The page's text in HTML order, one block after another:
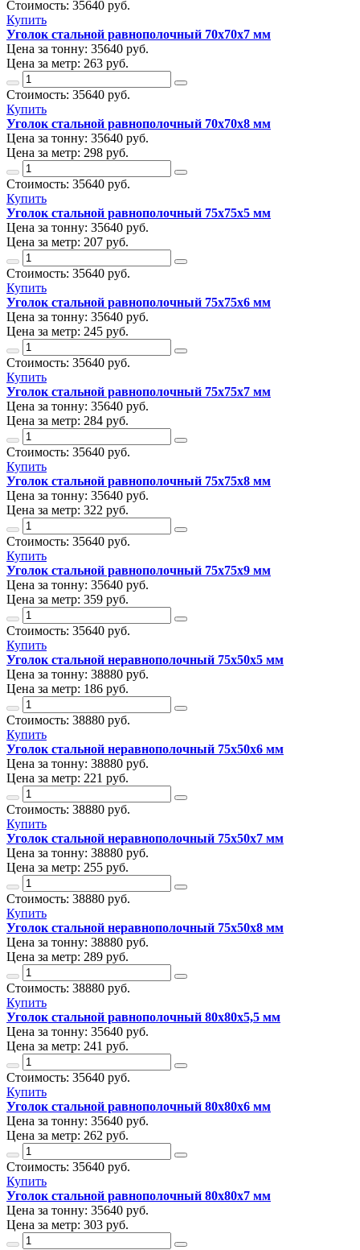
Стоимость: 35640 руб.
Купить
Уголок стальной равнополочный 70х70х7 мм
Цена за тонну: 35640 руб.
Цена за метр: 263 руб.
Стоимость: 35640 руб.
Купить
Уголок стальной равнополочный 70х70х8 мм
Цена за тонну: 35640 руб.
Цена за метр: 298 руб.
Стоимость: 35640 руб.
Купить
Уголок стальной равнополочный 75х75х5 мм
Цена за тонну: 35640 руб.
Цена за метр: 207 руб.
Стоимость: 35640 руб.
Купить
Уголок стальной равнополочный 75х75х6 мм
Цена за тонну: 35640 руб.
Цена за метр: 245 руб.
Стоимость: 35640 руб.
Купить
Уголок стальной равнополочный 75х75х7 мм
Цена за тонну: 35640 руб.
Цена за метр: 284 руб.
Стоимость: 35640 руб.
Купить
Уголок стальной равнополочный 75х75х8 мм
Цена за тонну: 35640 руб.
Цена за метр: 322 руб.
Стоимость: 35640 руб.
Купить
Уголок стальной равнополочный 75х75х9 мм
Цена за тонну: 35640 руб.
Цена за метр: 359 руб.
Стоимость: 35640 руб.
Купить
Уголок стальной неравнополочный 75х50х5 мм
Цена за тонну: 38880 руб.
Цена за метр: 186 руб.
Стоимость: 38880 руб.
Купить
Уголок стальной неравнополочный 75х50х6 мм
Цена за тонну: 38880 руб.
Цена за метр: 221 руб.
Стоимость: 38880 руб.
Купить
Уголок стальной неравнополочный 75х50х7 мм
Цена за тонну: 38880 руб.
Цена за метр: 255 руб.
Стоимость: 38880 руб.
Купить
Уголок стальной неравнополочный 75х50х8 мм
Цена за тонну: 38880 руб.
Цена за метр: 289 руб.
Стоимость: 38880 руб.
Купить
Уголок стальной равнополочный 80х80х5,5 мм
Цена за тонну: 35640 руб.
Цена за метр: 241 руб.
Стоимость: 35640 руб.
Купить
Уголок стальной равнополочный 80х80х6 мм
Цена за тонну: 35640 руб.
Цена за метр: 262 руб.
Стоимость: 35640 руб.
Купить
Уголок стальной равнополочный 80х80х7 мм
Цена за тонну: 35640 руб.
Цена за метр: 303 руб.